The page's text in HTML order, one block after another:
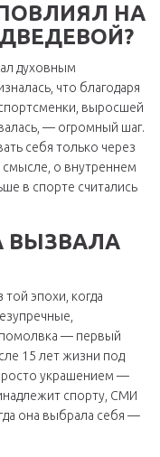
НА
духовным
что благодаря
выросшей
— огромный шаг.
себя только через
смысле, о внутреннем
в спорте считались
ВЫЗВАЛА
эпохи, когда
— первый
15 лет жизни под
украшением —
спорту, СМИ
она выбрала себя —